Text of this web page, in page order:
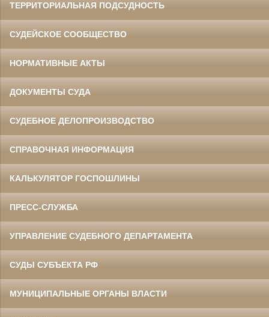
ТЕРРИТОРИАЛЬНАЯ ПОДСУДНОСТЬ
СУДЕЙСКОЕ СООБЩЕСТВО
НОРМАТИВНЫЕ АКТЫ
ДОКУМЕНТЫ СУДА
СУДЕБНОЕ ДЕЛОПРОИЗВОДСТВО
СПРАВОЧНАЯ ИНФОРМАЦИЯ
КАЛЬКУЛЯТОР ГОСПОШЛИНЫ
ПРЕСС-СЛУЖБА
УПРАВЛЕНИЕ СУДЕБНОГО ДЕПАРТАМЕНТА
СУДЫ СУБЪЕКТА РФ
МУНИЦИПАЛЬНЫЕ ОРГАНЫ ВЛАСТИ